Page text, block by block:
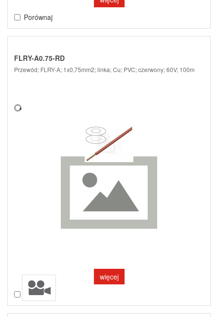
Porównaj
FLRY-A0.75-RD
Przewód; FLRY-A; 1x0,75mm2; linka; Cu; PVC; czerwony; 60V; 100m
więcej
Porównaj